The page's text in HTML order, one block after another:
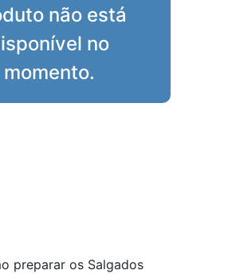
não está
no
momento.
preparar os Salgados